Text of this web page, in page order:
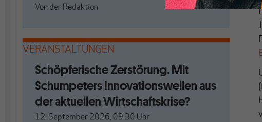
Von der Redaktion
VERANSTALTUNGEN
Schöpferische Zerstörung. Mit
Schumpeters Innovationswellen aus
der aktuellen Wirtschaftskrise?
12. September 2026, 09:30 Uhr